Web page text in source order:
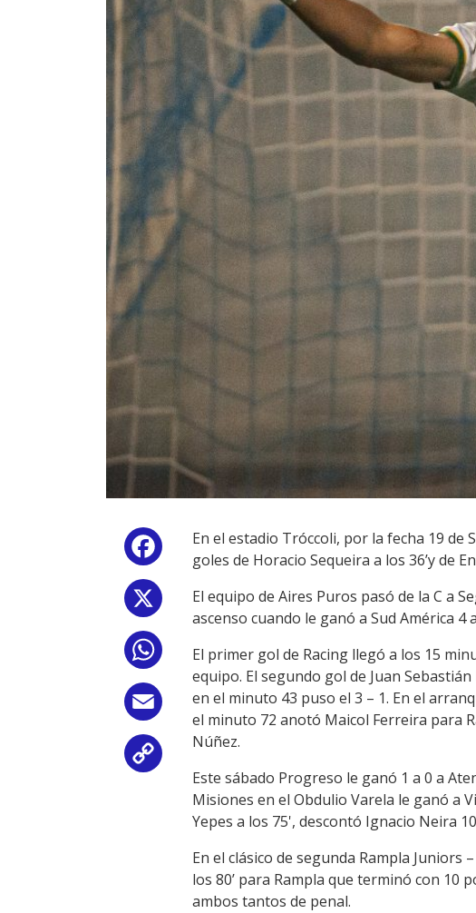
Facebook
WhatsApp
Email
Link
En el estadio Tróccoli, por la fecha 19 de
goles de Horacio Sequeira a los 36’y de
El equipo de Aires Puros pasó de la C a
ascenso cuando le ganó a Sud América 4
El primer gol de Racing llegó a los 15
equipo. El segundo gol de Juan
en el minuto 43 puso el 3 – 1. En el
el minuto 72 anotó Maicol Ferreira para
Núñez.
Este sábado Progreso le ganó 1 a 0 a
Misiones en el Obdulio Varela le ganó a
Yepes a los 75', descontó Ignacio Neira
En el clásico de segunda Rampla
los 80’ para Rampla que terminó con 10
ambos tantos de penal.